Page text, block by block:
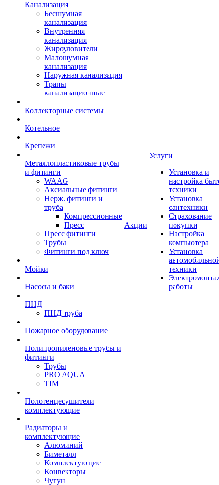
Канализация
Бесшумная
канализация
Внутренняя
канализация
Жироуловители
Малошумная
канализация
Наружная канализация
Трапы
канализационные
Коллекторные системы
Котельное
Крепежи
Металлопластиковые трубы
и фитинги
WAAG
Аксиальные фитинги
Нерж. фитинги и
труба
Компрессионные
Пресс
Пресс фитинги
Трубы
Фитинги под ключ
Мойки
Насосы и баки
ПНД
ПНД труба
Пожарное оборудование
Полипропиленовые трубы и
фитинги
Трубы
PRO AQUA
TIM
Полотенцесушители
комплектующие
Радиаторы и
комплектующие
Алюминий
Биметалл
Комплектующие
Конвекторы
Чугун
Акции
Услуги
Установка и
настройка
техники
Установка
сантехники
Страхование
покупки
Настройка
компьютера
Установка
техники
работы